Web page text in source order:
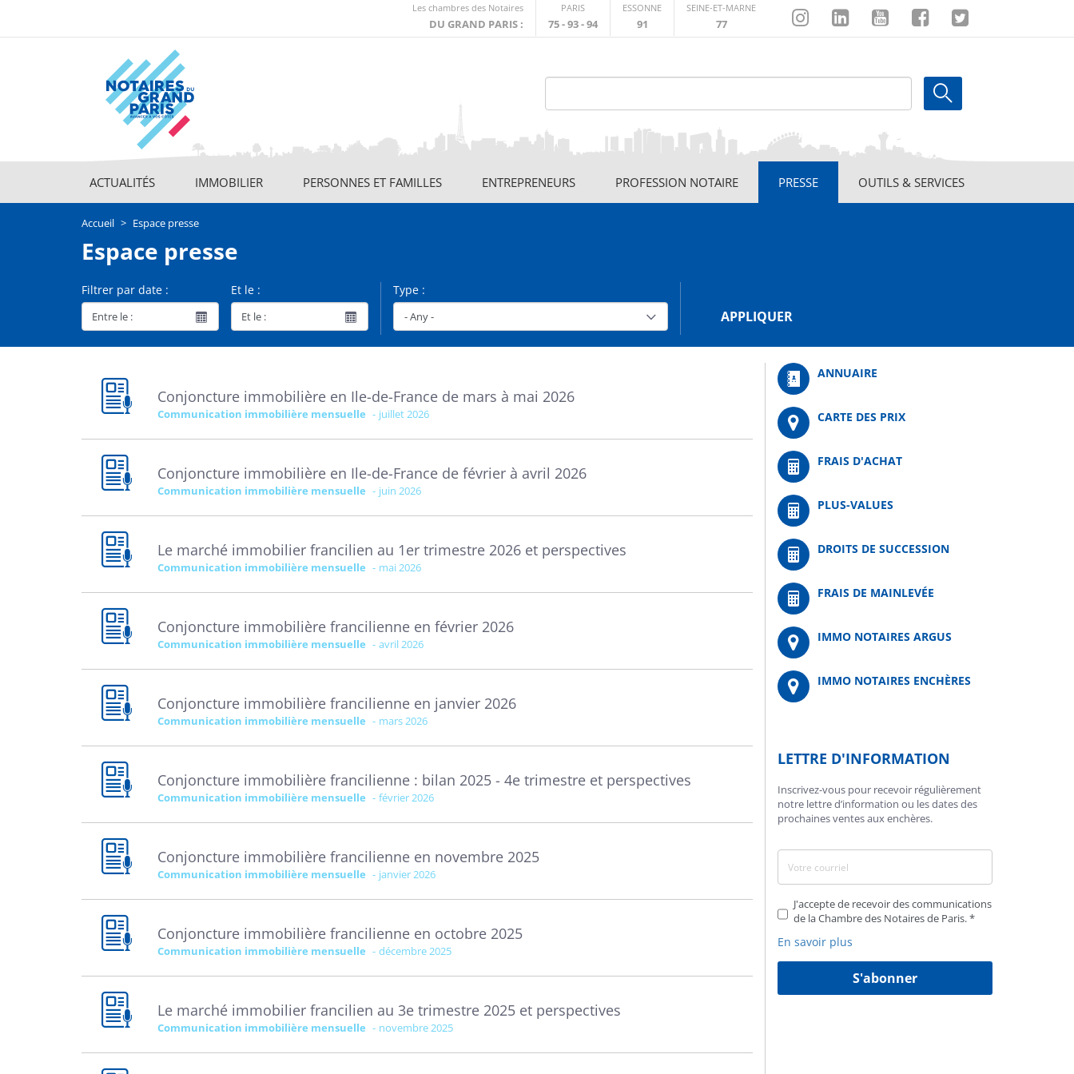
contenu
Les chambres des Notaires
DU GRAND PARIS :
externe
PARIS
75 - 93 - 94
ESSONNE
91
SEINE-ET-MARNE
77
InstagramLinkedinYoutubeFacebookTwitter
navigation
ACTUALITÉS IMMOBILIER PERSONNES ET FAMILLES ENTREPRENEURS PROFESSION NOTAIRE PRESSE OUTILS & SERVICES
Accueil Espace presse
Espace presse
Filtrer par date : Et le : Type :
APPLIQUER
Conjoncture immobilière en Ile-de-France de mars à mai 2026
Communication immobilière mensuelle juillet 2026
Conjoncture immobilière en Ile-de-France de février à avril 2026
Communication immobilière mensuelle juin 2026
Le marché immobilier francilien au 1er trimestre 2026 et perspectives
Communication immobilière mensuelle mai 2026
Conjoncture immobilière francilienne en février 2026
Communication immobilière mensuelle avril 2026
Conjoncture immobilière francilienne en janvier 2026
Communication immobilière mensuelle mars 2026
Conjoncture immobilière francilienne : bilan 2025 - 4e trimestre et perspectives
Communication immobilière mensuelle février 2026
Conjoncture immobilière francilienne en novembre 2025
Communication immobilière mensuelle janvier 2026
Conjoncture immobilière francilienne en octobre 2025
Communication immobilière mensuelle décembre 2025
Le marché immobilier francilien au 3e trimestre 2025 et perspectives
Communication immobilière mensuelle novembre 2025
ANNUAIRE
CARTE DES PRIX
FRAIS D'ACHAT
PLUS-VALUES
DROITS DE SUCCESSION
FRAIS DE MAINLEVÉE
IMMO NOTAIRES ARGUS
IMMO NOTAIRES ENCHÈRES
LETTRE D'INFORMATION
Inscrivez-vous pour recevoir régulièrement
notre lettre d’information ou les dates des
prochaines ventes aux enchères.
J'accepte de recevoir des communications
de la Chambre des Notaires de Paris.
En savoir plus
S'abonner